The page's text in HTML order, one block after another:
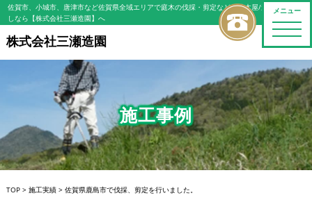
メニュー
toggle
佐賀市、小城市、唐津市など佐賀県全域エリアで庭木の伐採・剪定などの植木屋/造園屋をお探
しなら【株式会社三瀬造園】へ
株式会社三瀬造園
施工事例
TOP> 施工実績> 佐賀県鹿島市で伐採、剪定を行いました。